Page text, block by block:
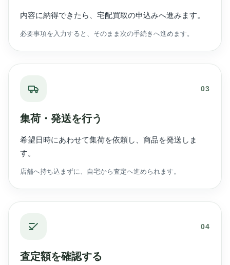
内容に納得できたら、宅配買取の申込みへ進みます。
必要事項を入力すると、そのまま次の手続きへ進めます。
03
集荷・発送を行う
希望日時にあわせて集荷を依頼し、商品を発送しま
す。
店舗へ持ち込まずに、自宅から査定へ進められます。
04
査定額を確認する